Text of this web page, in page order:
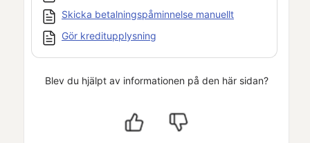
Skicka betalningspåminnelse manuellt
Gör kreditupplysning
Blev du hjälpt av informationen på den här sidan?